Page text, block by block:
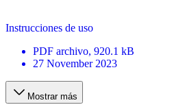
Instrucciones de uso
PDF archivo, 920.1 kB
27 November 2023
Mostrar más